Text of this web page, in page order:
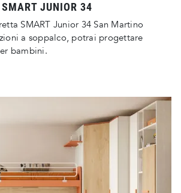
SMART JUNIOR 34
SMART Junior 34 San Martino
a soppalco, potrai progettare
bambini.